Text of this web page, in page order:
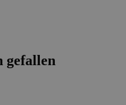
gefallen